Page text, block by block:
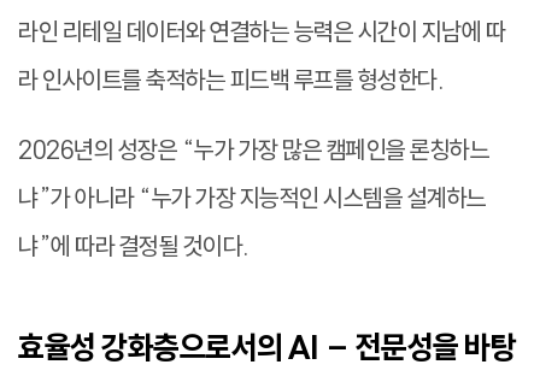
라인 리테일 데이터와 연결하는 능력은 시간이 지남에 따
라 인사이트를 축적하는 피드백 루프를 형성한다.
2026년의 성장은 “누가 가장 많은 캠페인을 론칭하느
냐”가 아니라 “누가 가장 지능적인 시스템을 설계하느
냐”에 따라 결정될 것이다.
효율성 강화층으로서의 AI – 전문성을 바탕